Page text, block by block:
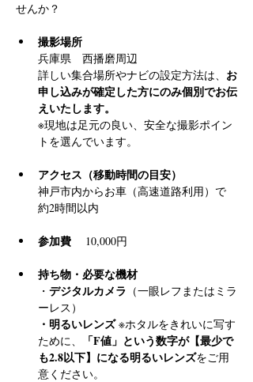
せんか？
撮影場所
兵庫県　西播磨周辺
詳しい集合場所やナビの設定方法は、 お
申し込みが確定した方にのみ個別でお伝
えいたします。
※現地は足元の良い、安全な撮影ポイン
トを選んでいます。
アクセス（移動時間の目安）
神戸市内からお車（高速道路利用）で
約2時間以内
参加費 10,000円
持ち物・必要な機材
・ デジタルカメラ （一眼レフまたはミラ
ーレス）
・明るいレンズ ※ホタルをきれいに写す
ために、
「F値」という数字が【最少で
も2.8以下】になる明るいレンズをご用
意ください。